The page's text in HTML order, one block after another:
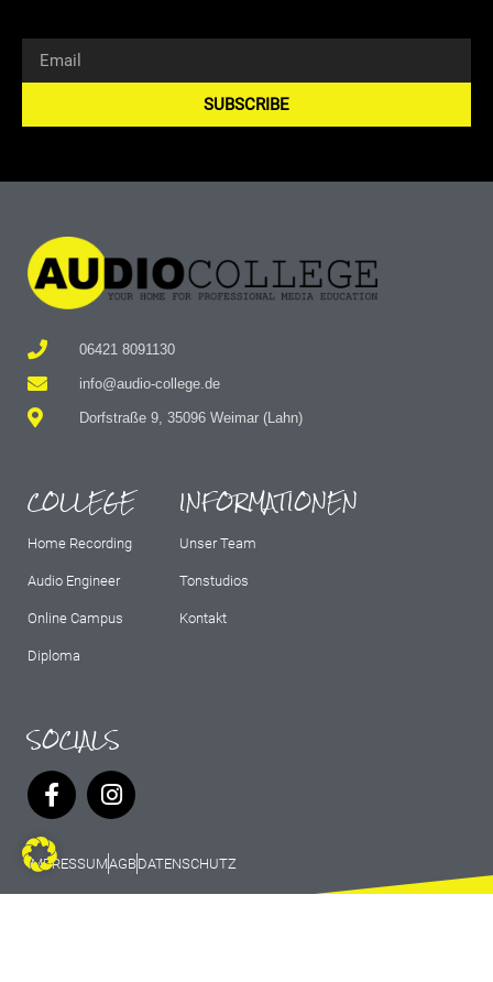
SUBSCRIBE
06421 8091130
info@audio-college.de
Dorfstraße 9, 35096 Weimar (Lahn)
COLLEGE
Home Recording
Audio Engineer
Online Campus
Diploma
INFORMATIONEN
Unser Team
Tonstudios
Kontakt
SOCIALS
IMPRESSUMAGBDATENSCHUTZ